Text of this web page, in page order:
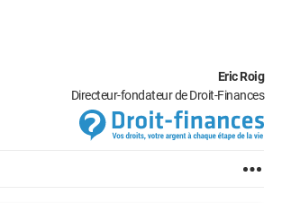
Eric Roig
Directeur-fondateur de Droit-Finances